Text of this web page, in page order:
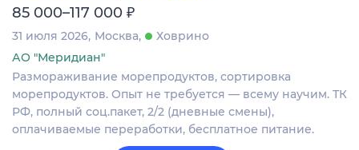
85 000–117 000 ₽
31 июля 2026 Москва
Ховрино
АО "Меридиан"
Размораживание морепродуктов, сортировка
морепродуктов. Опыт не требуется — всему научим. ТК
РФ, полный соц.пакет, 2/2 (дневные смены),
оплачиваемые переработки, бесплатное питание.